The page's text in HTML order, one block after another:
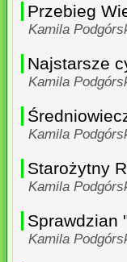
Przebieg
Kamila
Najstarsze
Kamila
Kamila
Starożytny
Kamila
Sprawdzian
Kamila